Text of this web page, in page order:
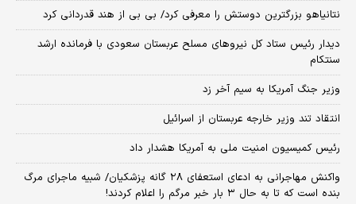
نتانیاهو بزرگترین دوستش را معرفی کرد/ بی بی از هند قدردانی کرد
دیدار رئیس ستاد کل نیروهای مسلح عربستان سعودی با فرمانده ارشد
سنتکام
وزیر جنگ آمریکا به سیم آخر زد
انتقاد تند وزیر خارجه عربستان از اسرائیل
رئیس کمیسیون امنیت ملی به آمریکا هشدار داد
واکنش مهاجرانی به ادعای استعفای ۲۸ گانه پزشکیان/ شبیه ماجرای مرگ
بنده است که تا به حال ۳ بار خبر مرگم را اعلام کردند!